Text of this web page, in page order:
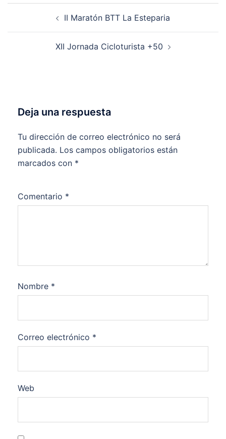
II Maratón BTT La Esteparia
XII Jornada Cicloturista +50
Deja una respuesta
Tu dirección de correo electrónico no será
publicada. Los campos obligatorios están
marcados con *
Comentario *
Nombre *
Correo electrónico *
Web